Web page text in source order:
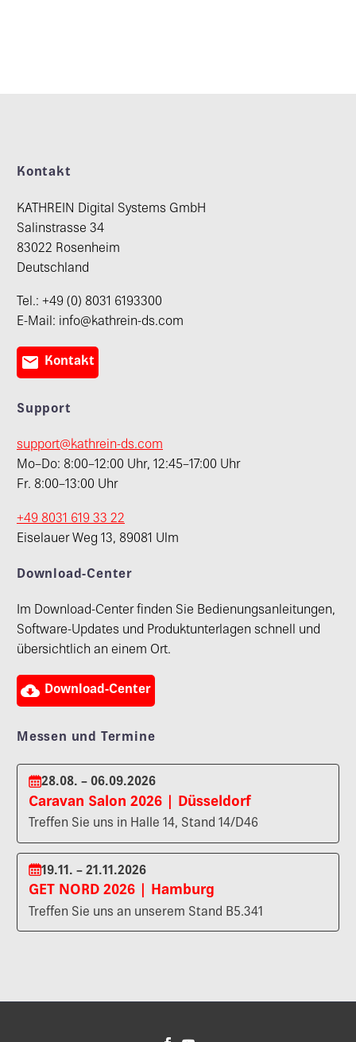
Kontakt
KATHREIN Digital Systems GmbH
Salinstrasse 34
83022 Rosenheim
Deutschland
Tel.: +49 (0) 8031 6193300
E-Mail: info@kathrein-ds.com
 Kontakt
Support
support@kathrein-ds.com
Mo–Do: 8:00–12:00 Uhr, 12:45–17:00 Uhr
Fr. 8:00–13:00 Uhr
+49 8031 619 33 22
Eiselauer Weg 13, 89081 Ulm
Download-Center
Im Download-Center finden Sie Bedienungsanleitungen,
Software-Updates und Produktunterlagen schnell und
übersichtlich an einem Ort.
 Download-Center
Messen und Termine
28.08. – 06.09.2026
Caravan Salon 2026 | Düsseldorf
Treffen Sie uns in Halle 14, Stand 14/D46
19.11. – 21.11.2026
GET NORD 2026 | Hamburg
Treffen Sie uns an unserem Stand B5.341